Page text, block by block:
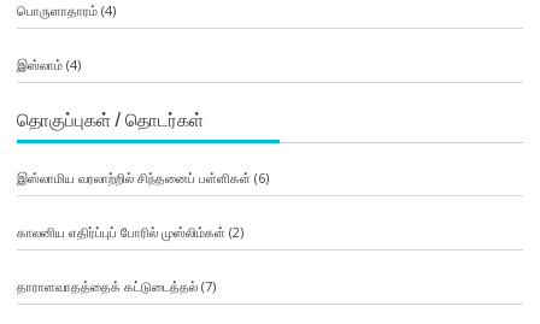
பொருளாதாரம்(4)
இஸ்லாம்(4)
தொகுப்புகள் / தொடர்கள்
இஸ்லாமிய வரலாற்றில் சிந்தனைப் பள்ளிகள் (6)
காலனிய எதிர்ப்புப் போரில் முஸ்லிம்கள் (2)
தாராளவாதத்தைக் கட்டுடைத்தல்(7)